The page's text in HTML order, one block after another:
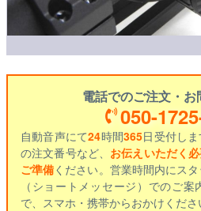
電話でのご注文・
050-
自動音声にて24時間365日受付し
の注文番号など、 お伝えいただく
ご準備ください。営業時間内にス
（ショートメッセージ）でのご
で、スマホ・携帯からおかけくださ